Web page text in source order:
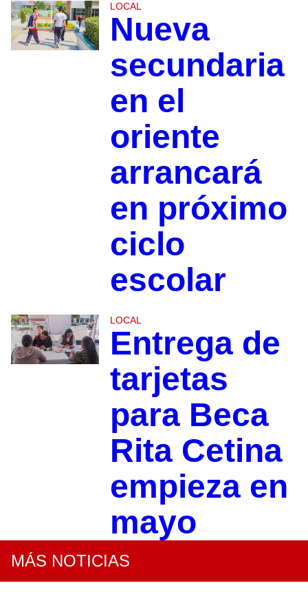
LOCAL
Nueva
secundaria
en el
oriente
arrancará
en próximo
ciclo
escolar
LOCAL
Entrega de
tarjetas
para Beca
Rita Cetina
empieza en
mayo
MÁS NOTICIAS